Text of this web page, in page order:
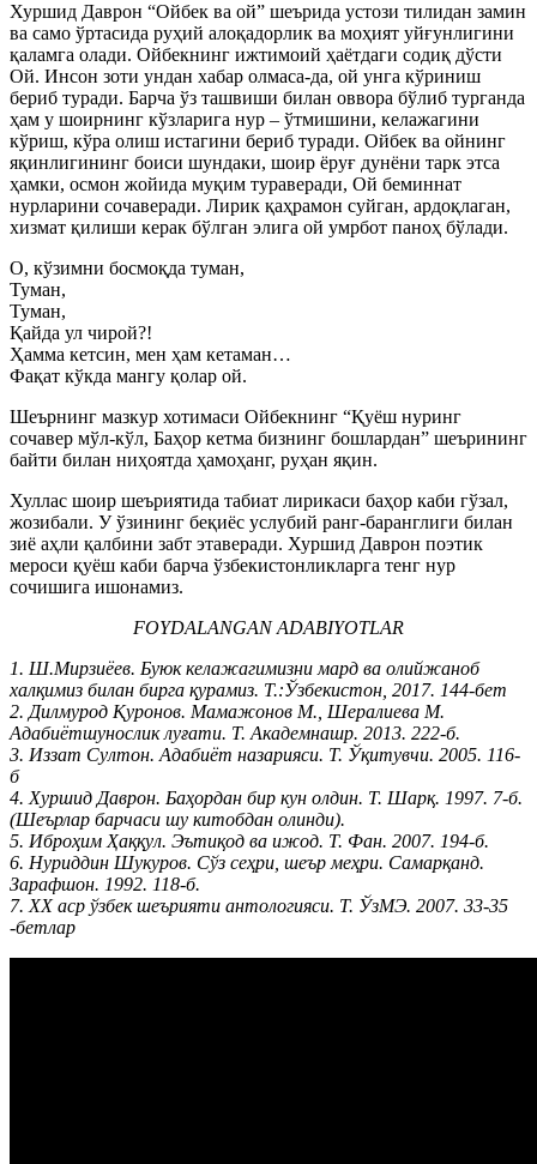
Хуршид Даврон “Ойбек ва ой” шеърида устози тилидан замин
ва само ўртасида руҳий алоқадорлик ва моҳият уйғунлигини
қаламга олади. Ойбекнинг ижтимоий ҳаётдаги содиқ дўсти
Ой. Инсон зоти ундан хабар олмаса-да, ой унга кўриниш
бериб туради. Барча ўз ташвиши билан оввора бўлиб турганда
ҳам у шоирнинг кўзларига нур – ўтмишини, келажагини
кўриш, кўра олиш истагини бериб туради. Ойбек ва ойнинг
яқинлигининг боиси шундаки, шоир ёруғ дунёни тарк этса
ҳамки, осмон жойида муқим тураверади, Ой беминнат
нурларини сочаверади. Лирик қаҳрамон суйган, ардоқлаган,
хизмат қилиши керак бўлган элига ой умрбот паноҳ бўлади.
О, кўзимни босмоқда туман,
Туман,
Туман,
Қайда ул чирой?!
Ҳамма кетсин, мен ҳам кетаман…
Фақат кўкда мангу қолар ой.
Шеърнинг мазкур хотимаси Ойбекнинг “Қуёш нуринг
сочавер мўл-кўл, Баҳор кетма бизнинг бошлардан” шеърининг
байти билан ниҳоятда ҳамоҳанг, руҳан яқин.
Хуллас шоир шеъриятида табиат лирикаси баҳор каби гўзал,
жозибали. У ўзининг беқиёс услубий ранг-баранглиги билан
зиё аҳли қалбини забт этаверади. Хуршид Даврон поэтик
мероси қуёш каби барча ўзбекистонликларга тенг нур
сочишига ишонамиз.
FOYDALANGAN ADABIYOTLAR
1. Ш.Мирзиёев. Буюк келажагимизни мард ва олийжаноб
халқимиз билан бирга қурамиз. Т.:Ўзбекистон, 2017. 144-бет
2. Дилмурод Қуронов. Мамажонов М., Шералиева М.
Адабиётшунослик луғати. Т. Академнашр. 2013. 222-б.
3. Иззат Султон. Адабиёт назарияси. Т. Ўқитувчи. 2005. 116-
б
4. Хуршид Даврон. Баҳордан бир кун олдин. Т. Шарқ. 1997. 7-б.
(Шеърлар барчаси шу китобдан олинди).
5. Иброҳим Ҳаққул. Эътиқод ва ижод. Т. Фан. 2007. 194-б.
6. Нуриддин Шукуров. Сўз сеҳри, шеър меҳри. Самарқанд.
Зарафшон. 1992. 118-б.
7. ХХ аср ўзбек шеърияти антологияси. Т. ЎзМЭ. 2007. 33-35
-бетлар